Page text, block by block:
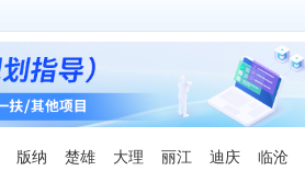
版纳 楚雄 大理 丽江 迪庆 临沧